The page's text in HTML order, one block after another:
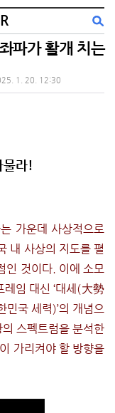
파가 활개 치는
1. 20. 12:30
물라!
가운데 사상적으로
내 사상의 지도를 펼
인 것이다. 이에 소모
레임 대신 ‘대세(大勢
민국 세력)’의 개념으
스펙트럼을 분석한
가리켜야 할 방향을